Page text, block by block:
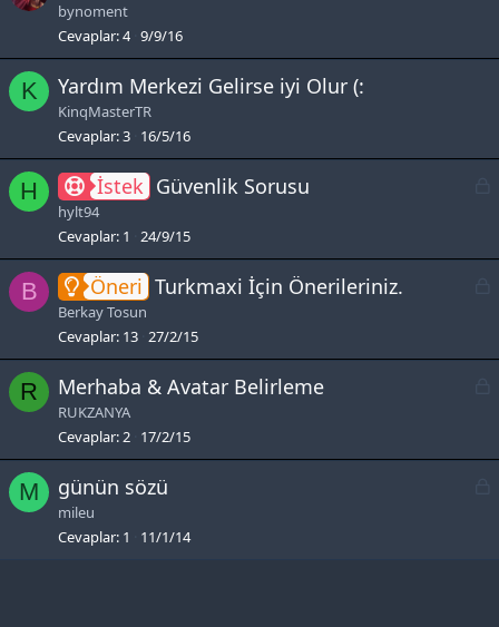
bynoment
Cevaplar 4 9/9/16
K Yardım Merkezi Gelirse iyi Olur (:
KinqMasterTR
Cevaplar 3 16/5/16
H
k
İstek Güvenlik Sorusu
hylt94
Cevaplar 1 24/9/15
B
k
Öneri Turkmaxi İçin Önerileriniz.
Berkay Tosun
Cevaplar 13 27/2/15
R
k
Merhaba & Avatar Belirleme
RUKZANYA
Cevaplar 2 17/2/15
M günün sözü
mileu
Cevaplar 1 11/1/14